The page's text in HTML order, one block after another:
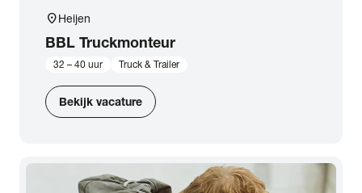
location_onHeijen
BBL Truckmonteur
32 – 40 uur Truck & Trailer
Bekijk vacature